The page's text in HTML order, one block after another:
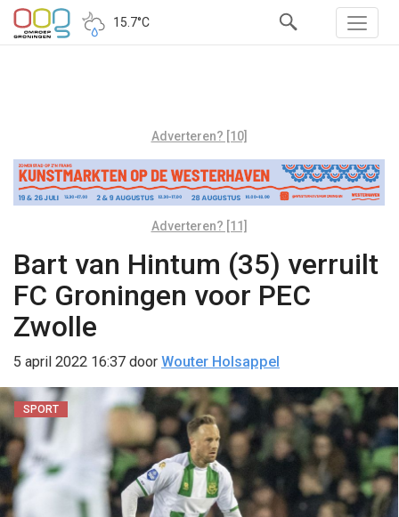
15.7°C
Adverteren? [10]
Adverteren? [11]
Bart van Hintum (35) verruilt
FC Groningen voor PEC
Zwolle
5 april 2022 16:37 door Wouter Holsappel
SPORT